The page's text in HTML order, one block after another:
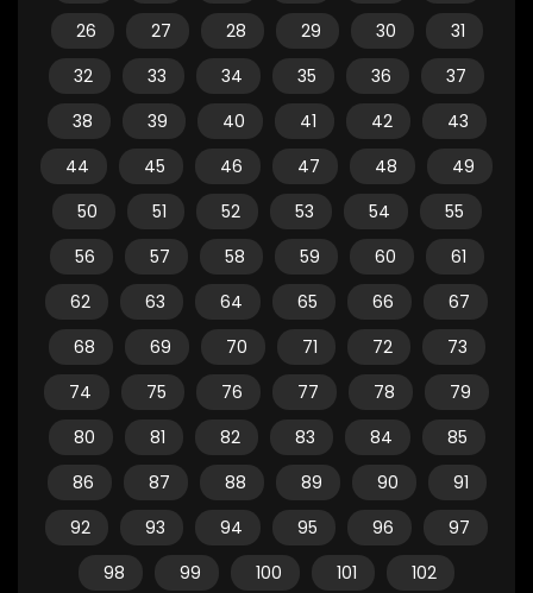
26
27 28 29 30
31
32
33 34 35 36
37
38
39 40 41 42
43
44
45 46 47 48
49
50
51 52 53 54
55
56
57 58 59 60
61
62
63 64 65 66
67
68
69 70 71 72
73
74
75 76 77 78
79
80
81 82 83 84
85
86
87 88 89 90
91
92
93 94 95 96
97
98
99 100 101
102